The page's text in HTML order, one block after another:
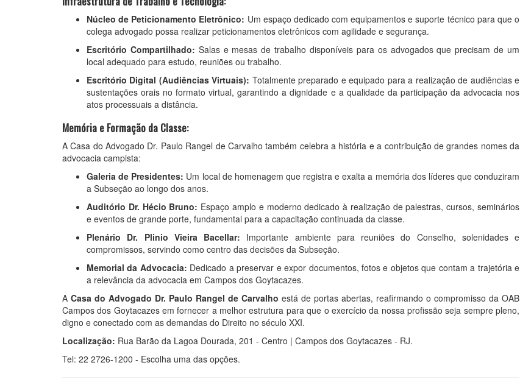
Núcleo de Peticionamento Eletrônico: Um espaço dedicado com equipamentos e suporte técnico para que o
colega advogado possa realizar peticionamentos eletrônicos com agilidade e segurança.
Escritório Compartilhado: Salas e mesas de trabalho disponíveis para os advogados que precisam de um
local adequado para estudo, reuniões ou trabalho.
Escritório Digital (Audiências Virtuais): Totalmente preparado e equipado para a realização de audiências e
sustentações orais no formato virtual, garantindo a dignidade e a qualidade da participação da advocacia nos
atos processuais a distância.
Memória e Formação da Classe:
A Casa do Advogado Dr. Paulo Rangel de Carvalho também celebra a história e a contribuição de grandes nomes da
advocacia campista:
Galeria de Presidentes: Um local de homenagem que registra e exalta a memória dos líderes que conduziram
a Subseção ao longo dos anos.
Auditório Dr. Hécio Bruno: Espaço amplo e moderno dedicado à realização de palestras, cursos, seminários
e eventos de grande porte, fundamental para a capacitação continuada da classe.
Plenário Dr. Plinio Vieira Bacellar: Importante ambiente para reuniões do Conselho, solenidades e
compromissos, servindo como centro das decisões da Subseção.
Memorial da Advocacia: Dedicado a preservar e expor documentos, fotos e objetos que contam a trajetória e
a relevância da advocacia em Campos dos Goytacazes.
A Casa do Advogado Dr. Paulo Rangel de Carvalho está de portas abertas, reafirmando o compromisso da OAB
Campos dos Goytacazes em fornecer a melhor estrutura para que o exercício da nossa profissão seja sempre pleno,
digno e conectado com as demandas do Direito no século XXI.
Localização: Rua Barão da Lagoa Dourada, 201 - Centro | Campos dos Goytacazes - RJ.
Tel: 22 2726-1200 - Escolha uma das opções.